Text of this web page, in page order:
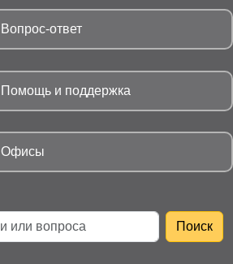
Вопрос-ответ
Помощь и поддержка
Офисы